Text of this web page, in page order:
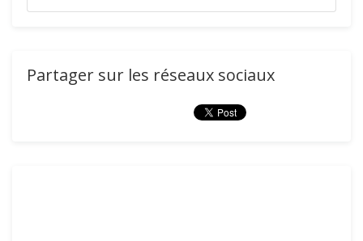
Partager sur les réseaux sociaux